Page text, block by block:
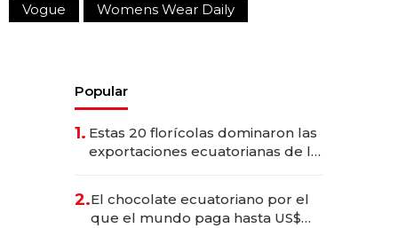
Vogue
Womens Wear Daily
Popular
1. Estas 20 florícolas dominaron las
exportaciones ecuatorianas de la
2.El chocolate ecuatoriano por el
que el mundo paga hasta US$